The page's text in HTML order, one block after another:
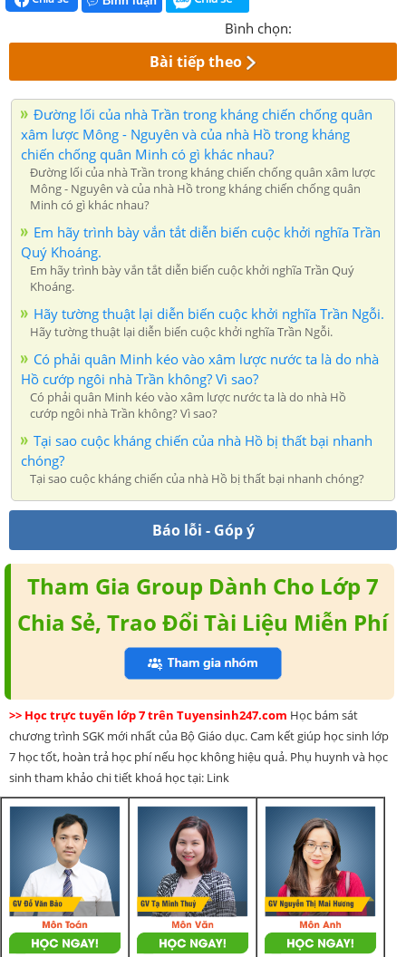
Bình chọn:
Bài tiếp theo
Đường lối của nhà Trần trong kháng chiến chống quân
xâm lược Mông - Nguyên và của nhà Hồ trong kháng
chiến chống quân Minh có gì khác nhau?
Đường lối của nhà Trần trong kháng chiến chống quân xâm lược
Mông - Nguyên và của nhà Hồ trong kháng chiến chống quân
Minh có gì khác nhau?
Em hãy trình bày vắn tắt diễn biến cuộc khởi nghĩa Trần
Quý Khoáng.
Em hãy trình bày vắn tắt diễn biến cuộc khởi nghĩa Trần Quý
Khoáng.
Hãy tường thuật lại diễn biến cuộc khởi nghĩa Trần Ngỗi.
Hãy tường thuật lại diễn biến cuộc khởi nghĩa Trần Ngỗi.
Có phải quân Minh kéo vào xâm lược nước ta là do nhà
Hồ cướp ngôi nhà Trần không? Vì sao?
Có phải quân Minh kéo vào xâm lược nước ta là do nhà Hồ
cướp ngôi nhà Trần không? Vì sao?
Tại sao cuộc kháng chiến của nhà Hồ bị thất bại nhanh
chóng?
Tại sao cuộc kháng chiến của nhà Hồ bị thất bại nhanh chóng?
Báo lỗi - Góp ý
Tham Gia Group Dành Cho Lớp 7
Chia Sẻ, Trao Đổi Tài Liệu Miễn Phí
>> Học trực tuyến lớp 7 trên Tuyensinh247.com Học bám sát
chương trình SGK mới nhất của Bộ Giáo dục. Cam kết giúp học sinh lớp
7 học tốt, hoàn trả học phí nếu học không hiệu quả. Phụ huynh và học
sinh tham khảo chi tiết khoá học tại: Link